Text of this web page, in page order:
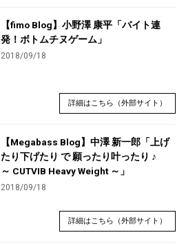
【fimo Blog】小野澤 康平「バイト連
発！ボトムチヌゲーム」
2018/09/18
詳細はこちら（外部サイト）
【Megabass Blog】中澤 新一郎「上げ
たり下げたり で 願ったり叶ったり ♪
～ CUTVIB Heavy Weight ～」
2018/09/18
詳細はこちら（外部サイト）